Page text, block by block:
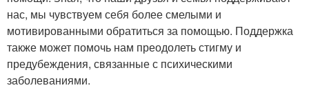
нас, мы чувствуем себя более смелыми и
мотивированными обратиться за помощью. Поддержка
также может помочь нам преодолеть стигму и
предубеждения, связанные с психическими
заболеваниями.